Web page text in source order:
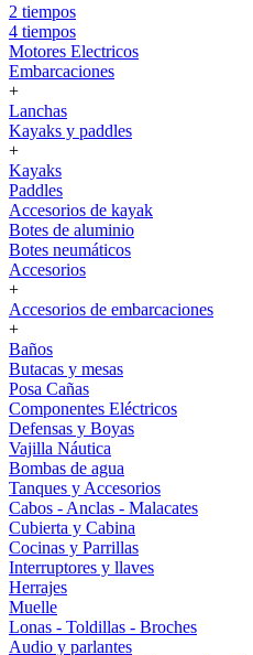
2 tiempos
4 tiempos
Motores Electricos
Embarcaciones
+
Lanchas
Kayaks y paddles
+
Kayaks
Paddles
Accesorios de kayak
Botes de aluminio
Botes neumáticos
Accesorios
+
Accesorios de embarcaciones
+
Baños
Butacas y mesas
Posa Cañas
Componentes Eléctricos
Defensas y Boyas
Vajilla Náutica
Bombas de agua
Tanques y Accesorios
Cabos - Anclas - Malacates
Cubierta y Cabina
Cocinas y Parrillas
Interruptores y llaves
Herrajes
Muelle
Lonas - Toldillas - Broches
Audio y parlantes